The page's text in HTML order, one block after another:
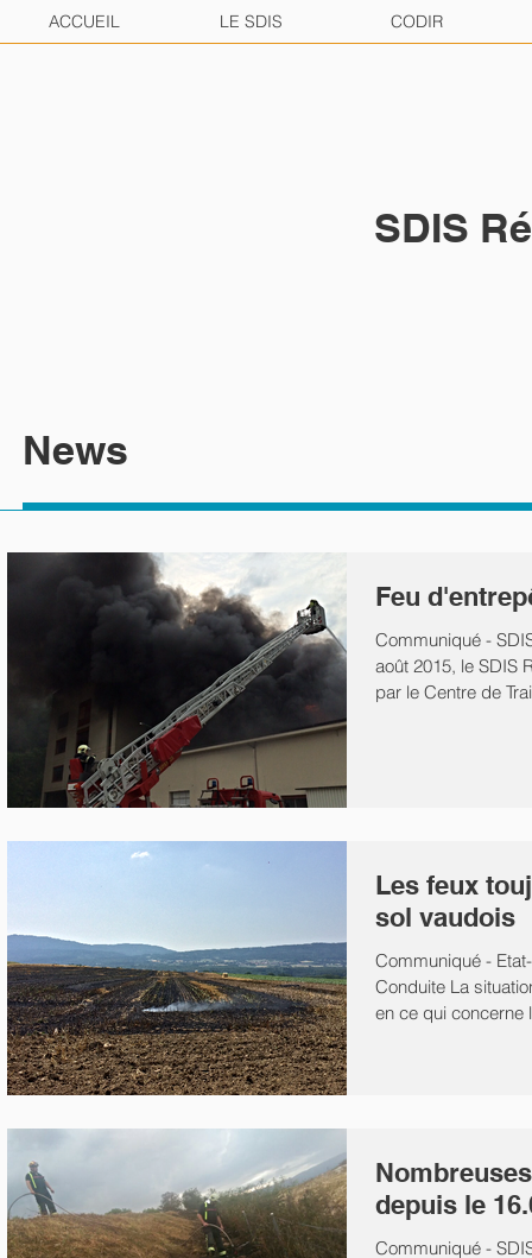
ACCUEIL LE SDIS CODIR
SDIS
News
Feu
Communiqué -
août 2015, le SDIS
par le Centre de
Les feux
sol vaudois
Communiqué -
Conduite La
en ce qui concerne
depuis le
Communiqué -